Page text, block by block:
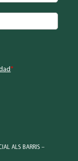
*
ALS BARRIS –